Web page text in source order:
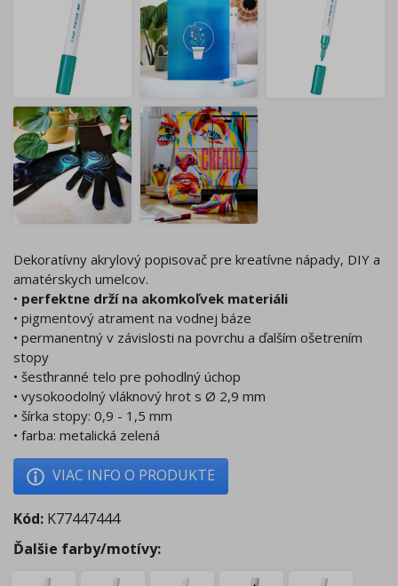
Dekoratívny akrylový popisovač pre kreatívne nápady, DIY a
amatérskych umelcov.
• perfektne drží na akomkoľvek materiáli
• pigmentový atrament na vodnej báze
• permanentný v závislosti na povrchu a ďalším ošetrením
stopy
• šesťhranné telo pre pohodlný úchop
• vysokoodolný vláknový hrot s Ø 2,9 mm
• šírka stopy: 0,9 - 1,5 mm
• farba: metalická zelená
VIAC INFO O PRODUKTE
Kód: K77447444
Ďalšie farby/motívy: